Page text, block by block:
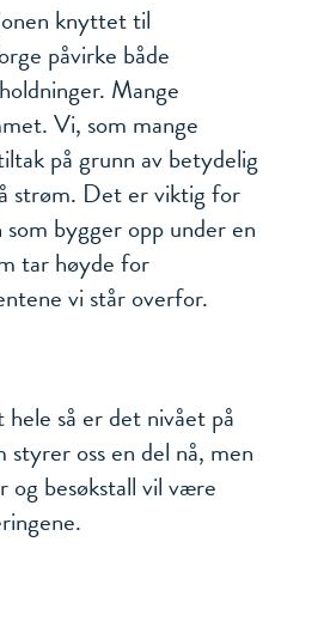
knyttet til
påvirke både
Mange
Vi, som mange
på grunn av betydelig
strøm. Det er viktig for
som bygger opp under en
tar høyde for
vi står overfor.
så er det nivået på
styrer oss en del nå, men
og besøkstall vil være